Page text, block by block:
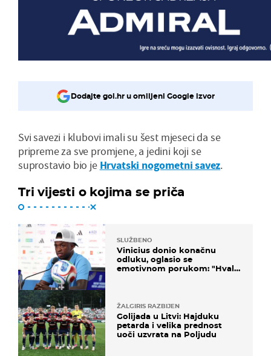
Dodajte gol.hr u omiljeni Google izvor
Svi savezi i klubovi imali su šest mjeseci da se
pripreme za sve promjene, a jedini koji se
suprostavio bio je Hrvatski nogometni savez.
Tri vijesti o kojima se priča
SLUŽBENO
Vinicius donio konačnu
odluku, oglasio se
emotivnom porukom: "Hvala
ŽALGIRIS RAZBIJEN
Golijada u Litvi: Hajduku
petarda i velika prednost
uoči uzvrata na Poljudu